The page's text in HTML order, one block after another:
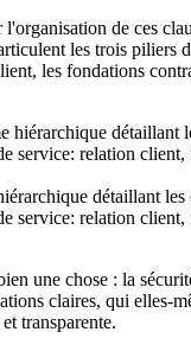
de ces
les trois piliers
les fondations
détaillant les
service: relation client,
une chose : la
claires, qui elles-
transparente.